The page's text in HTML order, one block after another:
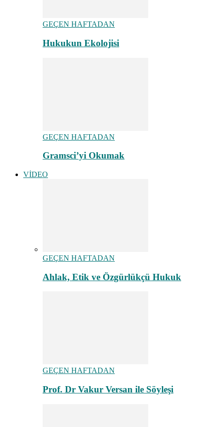
GEÇEN HAFTADAN
Hukukun Ekolojisi
GEÇEN HAFTADAN
Gramsci’yi Okumak
VİDEO
GEÇEN HAFTADAN
Ahlak, Etik ve Özgürlükçü Hukuk
GEÇEN HAFTADAN
Prof. Dr Vakur Versan ile Söyleşi